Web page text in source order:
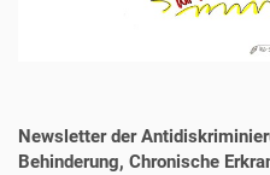
Newsletter der
Behinderung, Chronische